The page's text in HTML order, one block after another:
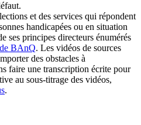
et des services qui répondent
handicapées ou en situation
ses principes directeurs énumérés
BAnQ. Les vidéos de sources
des obstacles à
faire une transcription écrite pour
au sous-titrage des vidéos,
.